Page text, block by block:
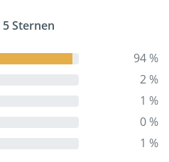
Sternen
94 %
2 %
1 %
0 %
1 %